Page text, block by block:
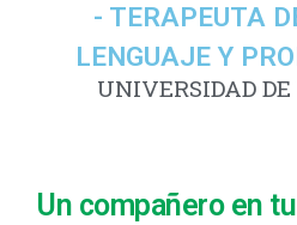
- TERAPEUTA
LENGUAJE Y
UNIVERSIDAD
Un compañero en